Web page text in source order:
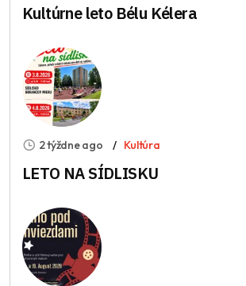
Kultúrne leto Bélu Kélera
2 týždne ago Kultúra
LETO NA SÍDLISKU